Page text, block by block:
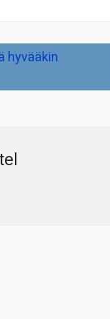
hyvääkin